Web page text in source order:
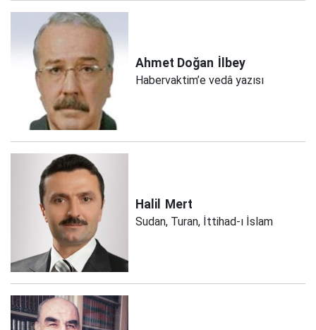
Ahmet Doğan İlbey
Habervaktim’e vedâ yazısı
Halil Mert
Sudan, Turan, İttihad-ı İslam